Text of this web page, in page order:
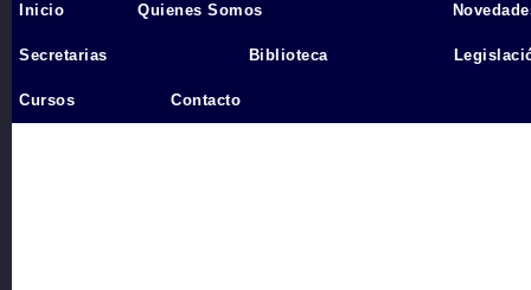
Inicio
Inicio Quienes Somos
Secretarias Biblioteca
Cursos Contacto